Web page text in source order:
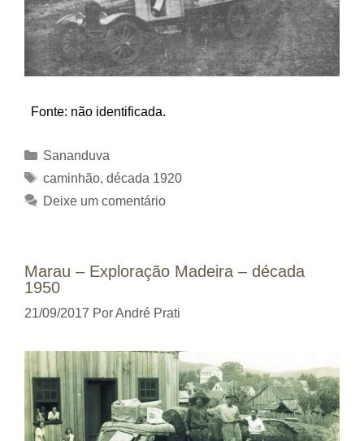
Fonte: não identificada.
Categorias
Sananduva
Tags
caminhão, década 1920
Deixe um comentário
Marau – Exploração Madeira – década
1950
21/09/2017 PorAndré Prati